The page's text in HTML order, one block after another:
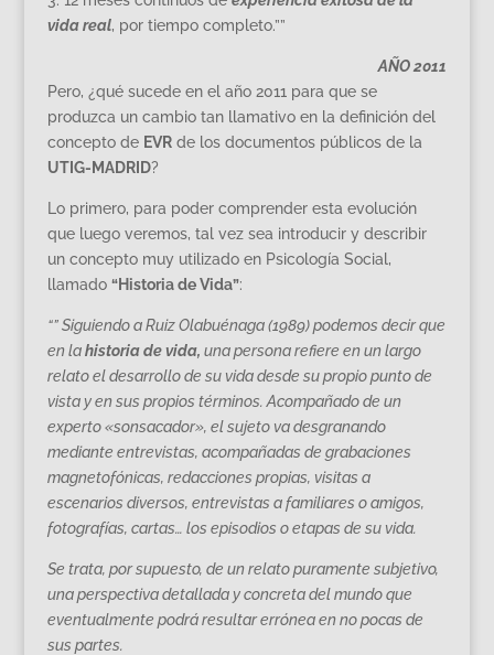
vida real, por tiempo completo.””
AÑO 2011
Pero, ¿qué sucede en el año 2011 para que se
produzca un cambio tan llamativo en la definición del
concepto de EVRde los documentos públicos de la
UTIG-MADRID?
Lo primero, para poder comprender esta evolución
que luego veremos, tal vez sea introducir y describir
un concepto muy utilizado en Psicología Social,
llamado “Historia de Vida”:
“” Siguiendo a Ruiz Olabuénaga (1989) podemos decir que
en lahistoria de vida, una persona refiere en un largo
relato el desarrollo de su vida desde su propio punto de
vista y en sus propios términos. Acompañado de un
experto «sonsacador», el sujeto va desgranando
mediante entrevistas, acompañadas de grabaciones
magnetofónicas, redacciones propias, visitas a
escenarios diversos, entrevistas a familiares o amigos,
fotografías, cartas… los episodios o etapas de su vida.
Se trata, por supuesto, de un relato puramente subjetivo,
una perspectiva detallada y concreta del mundo que
eventualmente podrá resultar errónea en no pocas de
sus partes.